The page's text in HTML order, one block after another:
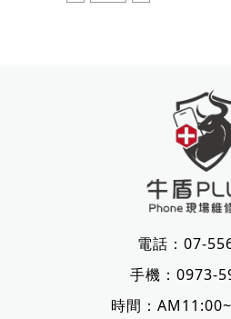
電話： 07-
手機： 0973-
時間：